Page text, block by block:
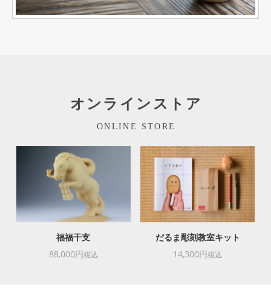
オンラインストア
ONLINE STORE
福福干支
88,000円税込
だるま彫刻教室キット
14,300円税込